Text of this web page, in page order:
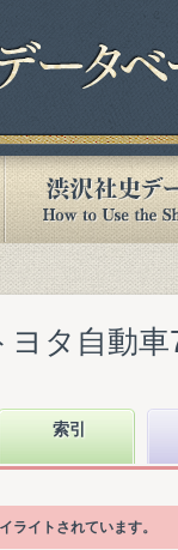
ヨタ自動
索引
ライトされています。